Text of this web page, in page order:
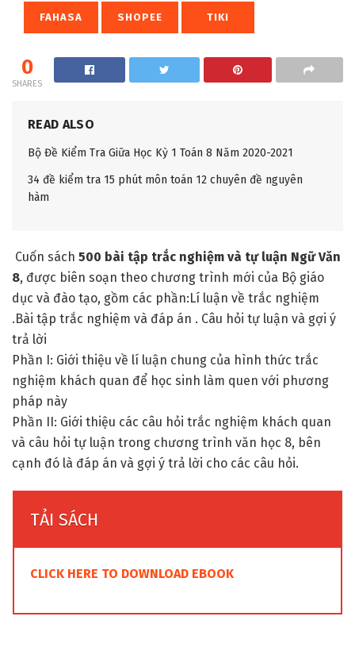
FAHASA SHOPEE TIKI
0
SHARES
READ ALSO
Bộ Đề Kiểm Tra Giữa Học Kỳ 1 Toán 8 Năm 2020-2021
34 đề kiểm tra 15 phút môn toán 12 chuyên đề nguyên
hàm
Cuốn sách 500 bài tập trắc nghiệm và tự luận Ngữ Văn
8, được biên soạn theo chương trình mới của Bộ giáo
dục và đào tạo, gồm các phần:Lí luận về trắc nghiệm
.Bài tập trắc nghiệm và đáp án . Câu hỏi tự luận và gợi ý
trả lời
Phần I: Giới thiệu về lí luận chung của hình thức trắc
nghiệm khách quan để học sinh làm quen với phương
pháp này
Phần II: Giới thiệu các câu hỏi trắc nghiệm khách quan
và câu hỏi tự luận trong chương trình văn học 8, bên
cạnh đó là đáp án và gợi ý trả lời cho các câu hỏi.
TẢI SÁCH
CLICK HERE TO DOWNLOAD EBOOK